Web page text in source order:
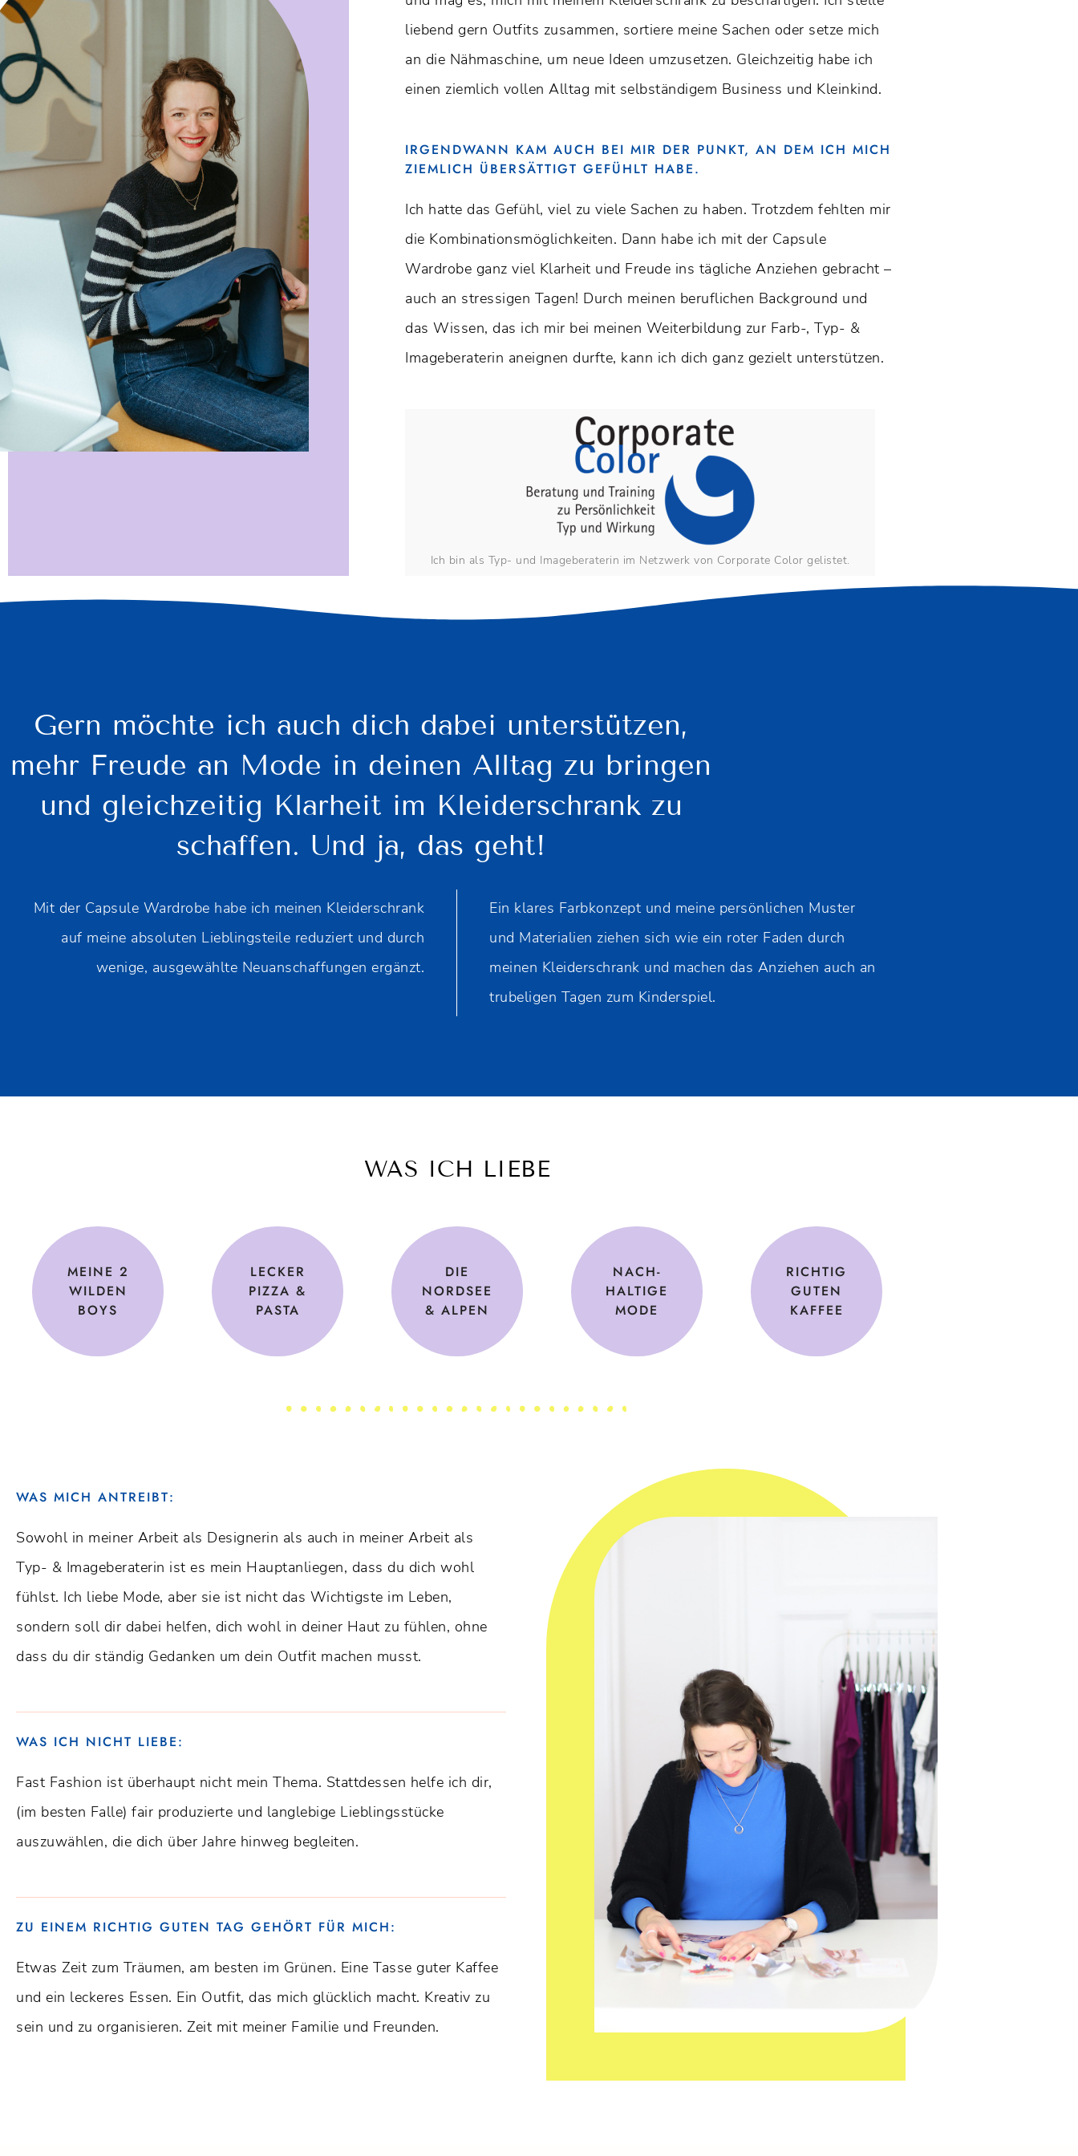
liebend gern Outfits zusammen, sortiere meine Sachen oder setze mich
an die Nähmaschine, um neue Ideen umzusetzen. Gleichzeitig habe ich
einen ziemlich vollen Alltag mit selbständigem Business und Kleinkind.
IRGENDWANN KAM AUCH BEI MIR DER PUNKT, AN DEM ICH MICH
ZIEMLICH ÜBERSÄTTIGT GEFÜHLT HABE.
Ich hatte das Gefühl, viel zu viele Sachen zu haben. Trotzdem fehlten mir
die Kombinationsmöglichkeiten. Dann habe ich mit der Capsule
Wardrobe ganz viel Klarheit und Freude ins tägliche Anziehen gebracht –
auch an stressigen Tagen! Durch meinen beruflichen Background und
das Wissen, das ich mir bei meinen Weiterbildung zur Farb-, Typ- &
Imageberaterin aneignen durfte, kann ich dich ganz gezielt unterstützen.
Ich bin als Typ- und Imageberaterin im Netzwerk von Corporate Color gelistet.
Gern möchte ich auch dich dabei unterstützen,
mehr Freude an Mode in deinen Alltag zu bringen
und gleichzeitig Klarheit im Kleiderschrank zu
schaffen. Und ja, das geht!
Mit der Capsule Wardrobe habe ich meinen Kleiderschrank
auf meine absoluten Lieblingsteile reduziert und durch
wenige, ausgewählte Neuanschaffungen ergänzt.
Ein klares Farbkonzept und meine persönlichen Muster
und Materialien ziehen sich wie ein roter Faden durch
meinen Kleiderschrank und machen das Anziehen auch an
trubeligen Tagen zum Kinderspiel.
WAS ICH LIEBE
MEINE 2
WILDEN
BOYS
LECKER
PIZZA &
PASTA
DIE
NORDSEE
& ALPEN
NACH-
HALTIGE
MODE
RICHTIG
GUTEN
KAFFEE
WAS MICH ANTREIBT:
Sowohl in meiner Arbeit als Designerin als auch in meiner Arbeit als
Typ- & Imageberaterin ist es mein Hauptanliegen, dass du dich wohl
fühlst. Ich liebe Mode, aber sie ist nicht das Wichtigste im Leben,
sondern soll dir dabei helfen, dich wohl in deiner Haut zu fühlen, ohne
dass du dir ständig Gedanken um dein Outfit machen musst.
WAS ICH NICHT LIEBE:
Fast Fashion ist überhaupt nicht mein Thema. Stattdessen helfe ich dir,
(im besten Falle) fair produzierte und langlebige Lieblingsstücke
auszuwählen, die dich über Jahre hinweg begleiten.
ZU EINEM RICHTIG GUTEN TAG GEHÖRT FÜR MICH:
Etwas Zeit zum Träumen, am besten im Grünen. Eine Tasse guter Kaffee
und ein leckeres Essen. Ein Outfit, das mich glücklich macht. Kreativ zu
sein und zu organisieren. Zeit mit meiner Familie und Freunden.